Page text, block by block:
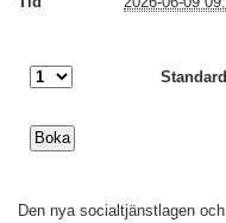
Den nya socialtjänstlagen